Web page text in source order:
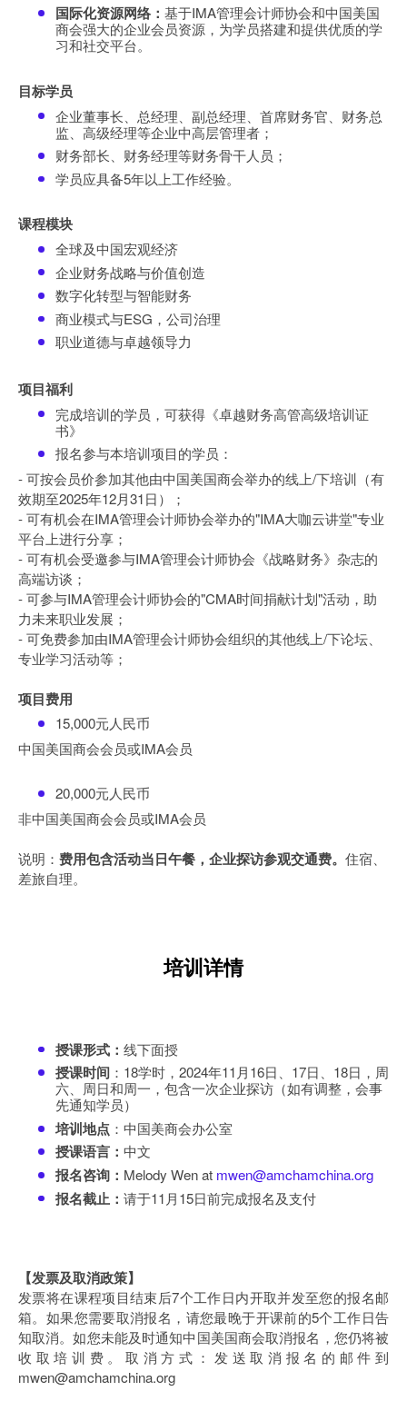
国际化资源网络：基于IMA管理会计师协会和中国美国
商会强大的企业会员资源，为学员搭建和提供优质的学
习和社交平台。
目标学员
企业董事长、总经理、副总经理、首席财务官、财务总
监、高级经理等企业中高层管理者；
财务部长、财务经理等财务骨干人员；
学员应具备5年以上工作经验。
课程模块
全球及中国宏观经济
企业财务战略与价值创造
数字化转型与智能财务
商业模式与ESG，公司治理
职业道德与卓越领导力
项目福利
完成培训的学员，可获得《卓越财务高管高级培训证
书》
报名参与本培训项目的学员：
- 可按会员价参加其他由中国美国商会举办的线上/下培训（有
效期至2025年12月31日）；
- 可有机会在IMA管理会计师协会举办的"IMA大咖云讲堂"专业
平台上进行分享；
- 可有机会受邀参与IMA管理会计师协会《战略财务》杂志的
高端访谈；
- 可参与IMA管理会计师协会的"CMA时间捐献计划"活动，助
力未来职业发展；
- 可免费参加由IMA管理会计师协会组织的其他线上/下论坛、
专业学习活动等；
项目费用
15,000元人民币
中国美国商会会员或IMA会员
20,000元人民币
非中国美国商会会员或IMA会员
说明： 费用包含活动当日午餐，企业探访参观交通费。 住宿、
差旅自理。
培训详情
授课形式：线下面授
授课时间 ：18学时，2024年11月16日、17日、18日，周
六、周日和周一，包含一次企业探访（如有调整，会事
先通知学员）
培训地点 ：中国美商会办公室
授课语言：中文
报名咨询： Melody Wen at mwen@amchamchina.org
报名截止：请于11月15日前完成报名及支付
【发票及取消政策】
发票将在课程项目结束后7个工作日内开取并发至您的报名邮
箱。如果您需要取消报名，请您最晚于开课前的5个工作日告
知取消。如您未能及时通知中国美国商会取消报名，您仍将被
收取培训费。取消方式：发送取消报名的邮件到
mwen@amchamchina.org